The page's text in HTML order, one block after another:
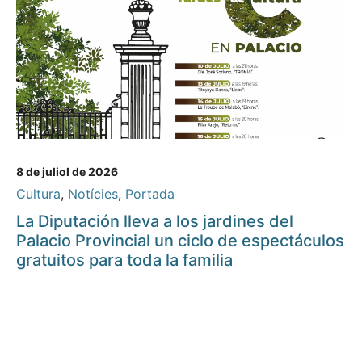
8 de juliol de 2026
Cultura, Notícies, Portada
La Diputación lleva a los jardines del
Palacio Provincial un ciclo de espectáculos
gratuitos para toda la familia